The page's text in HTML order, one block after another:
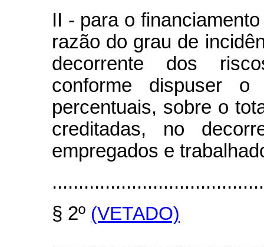
II - para o
razão do grau de
decorrente dos
conforme dispuser o
percentuais, sobre o
creditadas, no
empregados e
§ 2º (VETADO)